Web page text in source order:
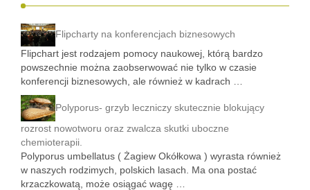
Flipcharty na konferencjach biznesowych
Flipchart jest rodzajem pomocy naukowej, którą bardzo
powszechnie można zaobserwować nie tylko w czasie
konferencji biznesowych, ale również w kadrach …
Polyporus- grzyb leczniczy skutecznie blokujący
rozrost nowotworu oraz zwalcza skutki uboczne
chemioterapii.
Polyporus umbellatus ( Żagiew Okółkowa ) wyrasta również
w naszych rodzimych, polskich lasach. Ma ona postać
krzaczkowatą, może osiągać wagę …